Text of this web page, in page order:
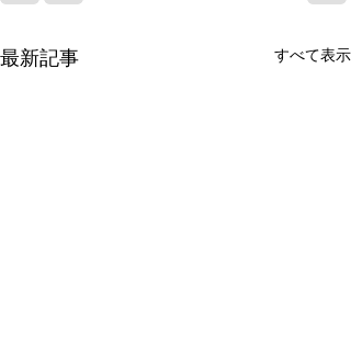
最新記事 すべて表示